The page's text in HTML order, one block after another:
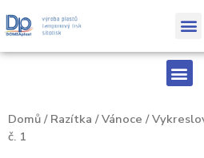
Domů / Razítka /Vánoce /
č. 1